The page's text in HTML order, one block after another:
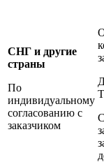
СНГ и другие
страны
По
индивидуальному
согласованию с
заказчиком